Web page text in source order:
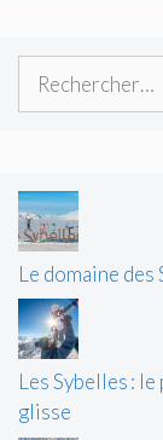
Le domaine
Les Sybelles :
glisse